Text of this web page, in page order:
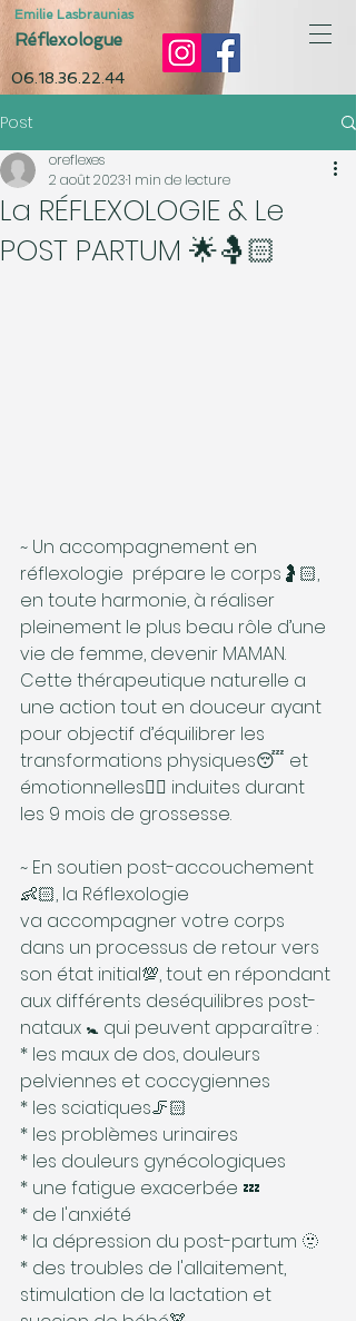
Réflexologue
Emilie Lasbraunias
06.18.36.22.44
Post
La RÉFLEXOLOGIE & Le
POST PARTUM 🌟🤱🏻
oreflexes
2 août 20231 min de lecture
~ Un accompagnement en
réflexologie  prépare le corps🤰🏻,
en toute harmonie, à réaliser
pleinement le plus beau rôle d’une
vie de femme, devenir MAMAN.
Cette thérapeutique naturelle a
une action tout en douceur ayant
pour objectif d’équilibrer les
transformations physiques😴 et
émotionnelles😵‍💫 induites durant
les 9 mois de grossesse.
~ En soutien post-accouchement
👶🏻, la Réflexologie
va accompagner votre corps
dans un processus de retour vers
son état initial💯, tout en répondant
aux différents deséquilibres post-
nataux 🚼 qui peuvent apparaître :
* les maux de dos, douleurs
pelviennes et coccygiennes
* les sciatiques🦵🏻
* les problèmes urinaires
* les douleurs gynécologiques
* une fatigue exacerbée 💤
* de l'anxiété
* la dépression du post-partum 🫥
* des troubles de l'allaitement,
stimulation de la lactation et